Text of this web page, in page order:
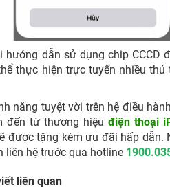
hướng dẫn sử dụng chip CCCD
thực hiện trực tuyến nhiều
năng tuyệt vời trên hệ điều
đến từ thương hiệu điện thoại
được tặng kèm ưu đãi hấp
liên hệ trước qua hotline
liên quan